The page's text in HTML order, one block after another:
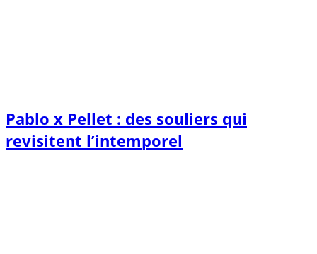
Pablo x Pellet : des souliers qui
revisitent l’intemporel